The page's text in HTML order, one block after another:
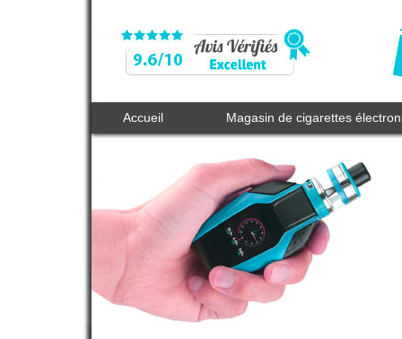
Accueil Magasin de cigarettes